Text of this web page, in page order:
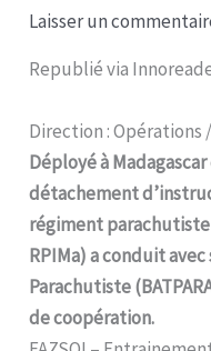
Laisser un
Republié via
Direction : Opérations
Déployé à
détachement
régiment
RPIMa) a conduit
Parachutiste
de coopération.